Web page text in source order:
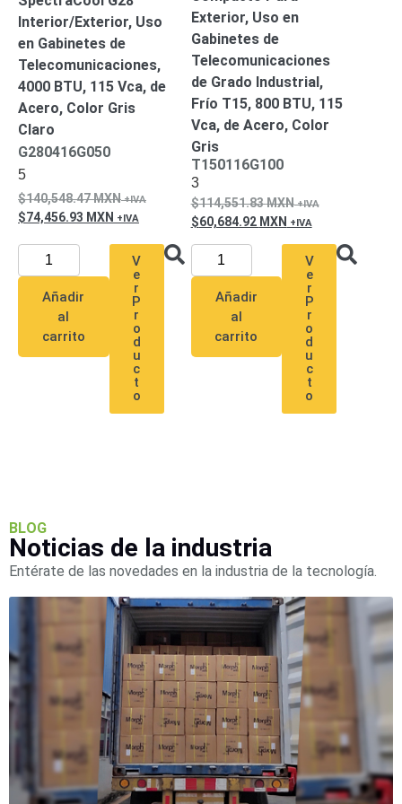
y
Mobiliario
AccesoriosMobiliario
de
ApoyoPantallas
Monitores
Protección
Contra
Coaxial
Corriente
Alterna
Corriente
Directa
Redes
Servidores
/
Almacenamiento
Almacenamiento
Memorias
Micro
de
Unidades
de Estado
(SSD)
Software
VMS y
Analíticas
EPCOM
CloudHIKVISIONHoneywellWisenet
Interior/Exterior, Uso
en Gabinetes de
Telecomunicaciones,
4000 BTU, 115 Vca, de
Acero, Color Gris
Claro
G280416G050
5
140,548.47MXN
74,456.93 MXN
Añadir
al
carrito
V
e
r
P
r
o
d
u
c
t
o
Exterior, Uso en
Gabinetes de
Telecomunicaciones
de Grado Industrial,
Frío T15, 800 BTU, 115
Vca, de Acero, Color
Gris
T150116G100
3
114,551.83MXN
60,684.92 MXN
Añadir
al
carrito
V
e
r
P
r
o
d
u
c
t
o
BLOG
Noticias de la industria
Entérate de las novedades en la industria de la tecnología.